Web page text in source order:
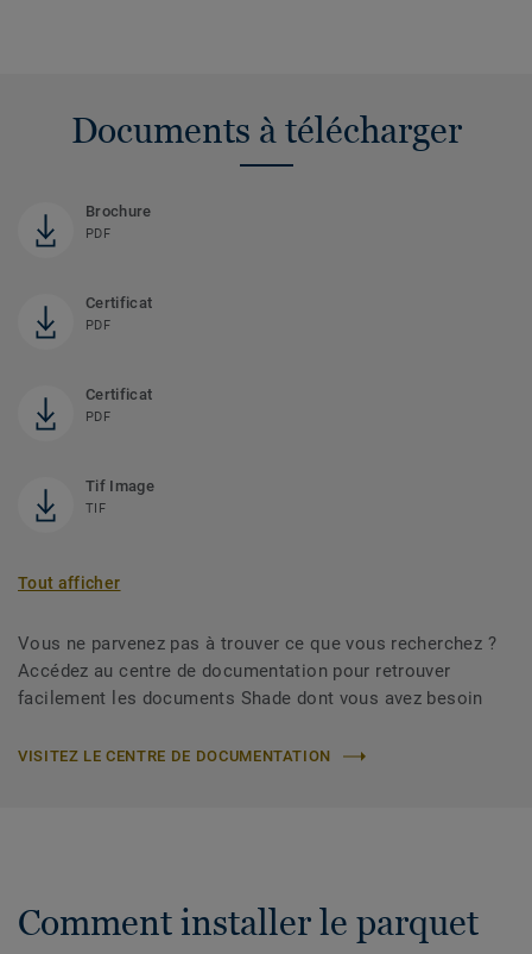
Documents à télécharger
Brochure
PDF
Certificat
PDF
Certificat
PDF
Tif Image
TIF
Tout afficher
Vous ne parvenez pas à trouver ce que vous recherchez ?
Accédez au centre de documentation pour retrouver
facilement les documents Shade dont vous avez besoin
VISITEZ LE CENTRE DE DOCUMENTATION
Comment installer le parquet